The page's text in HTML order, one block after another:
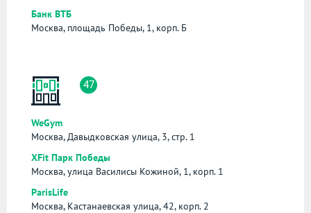
Банк ВТБ
Москва, площадь Победы, 1, корп. Б
47
WeGym
Москва, Давыдковская улица, 3, стр. 1
XFit Парк Победы
Москва, улица Василисы Кожиной, 1, корп. 1
ParisLife
Москва, Кастанаевская улица, 42, корп. 2